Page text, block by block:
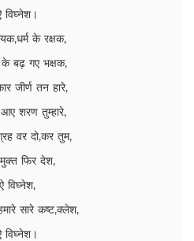
विघ्नेश।
के रक्षक,
के बढ़ गए भक्षक,
जीर्ण तन हारे,
शरण तुम्हारे,
वर दो,कर तुम,
फिर देश,
ऐ विघ्नेश,
सारे कष्ट,क्लेश,
विघ्नेश।